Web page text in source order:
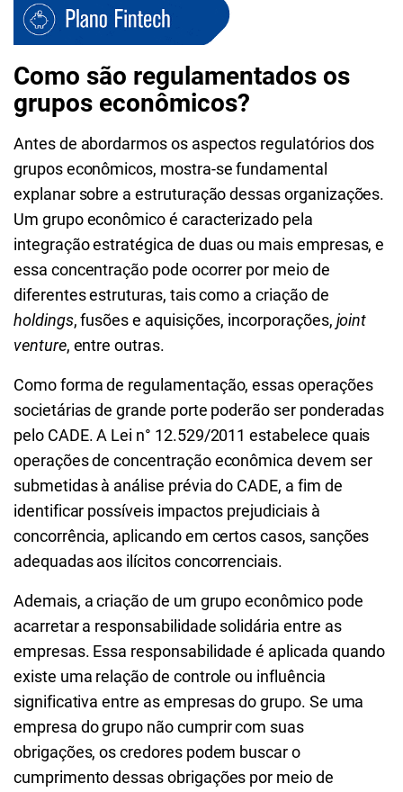
Como são regulamentados os
grupos econômicos?
Antes de abordarmos os aspectos regulatórios dos
grupos econômicos, mostra-se fundamental
explanar sobre a estruturação dessas organizações.
Um grupo econômico é caracterizado pela
integração estratégica de duas ou mais empresas, e
essa concentração pode ocorrer por meio de
diferentes estruturas, tais como a criação de
holdings, fusões e aquisições, incorporações, joint
venture, entre outras.
Como forma de regulamentação, essas operações
societárias de grande porte poderão ser ponderadas
pelo CADE. A Lei n° 12.529/2011 estabelece quais
operações de concentração econômica devem ser
submetidas à análise prévia do CADE, a fim de
identificar possíveis impactos prejudiciais à
concorrência, aplicando em certos casos, sanções
adequadas aos ilícitos concorrenciais.
Ademais, a criação de um grupo econômico pode
acarretar a responsabilidade solidária entre as
empresas. Essa responsabilidade é aplicada quando
existe uma relação de controle ou influência
significativa entre as empresas do grupo. Se uma
empresa do grupo não cumprir com suas
obrigações, os credores podem buscar o
cumprimento dessas obrigações por meio de